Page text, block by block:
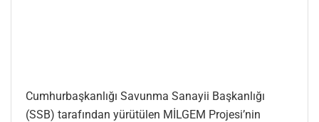
Cumhurbaşkanlığı Savunma Sanayii Başkanlığı
(SSB) tarafından yürütülen MİLGEM Projesi’nin